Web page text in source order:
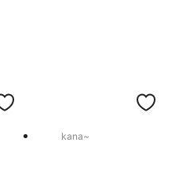
kana~